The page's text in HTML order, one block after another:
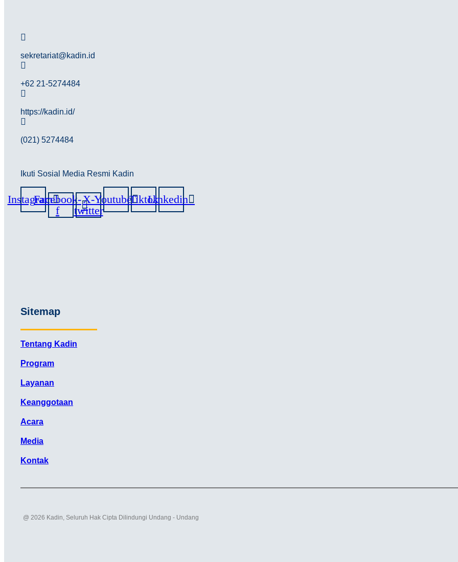
sekretariat@kadin.id
+62 21-5274484
https://kadin.id/
(021) 5274484
Ikuti Sosial Media Resmi Kadin
InstagramFacebook-
f
X-
twitter
YoutubeTiktokLinkedin
Sitemap
Tentang Kadin
Program
Layanan
Keanggotaan
Acara
Media
Kontak
@ 2026 Kadin, Seluruh Hak Cipta Dilindungi Undang - Undang